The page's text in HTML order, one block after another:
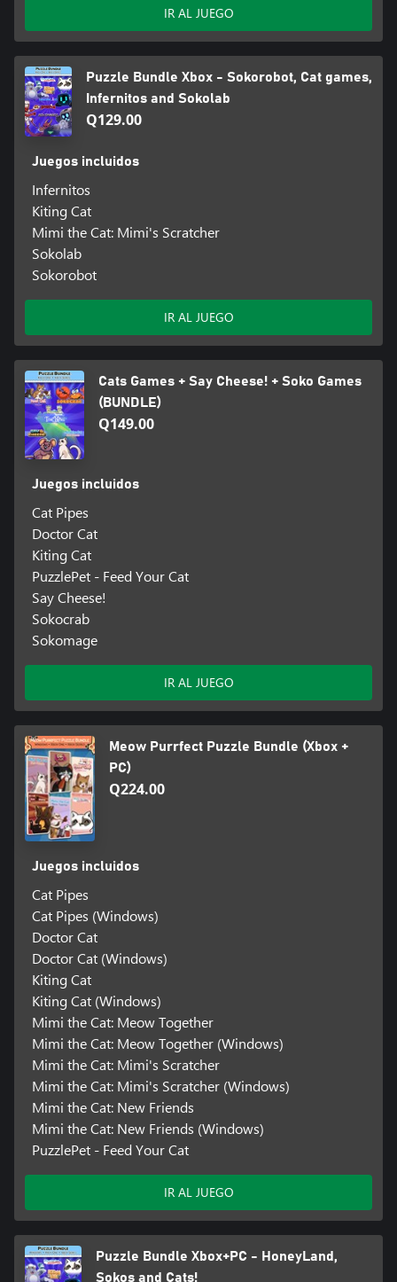
IR AL JUEGO
Puzzle Bundle Xbox - Sokorobot, Cat games,
Infernitos and Sokolab
Q129.00
Juegos incluidos
Infernitos
Kiting Cat
Mimi the Cat: Mimi's Scratcher
Sokolab
Sokorobot
IR AL JUEGO
Cats Games + Say Cheese! + Soko Games
(BUNDLE)
Q149.00
Juegos incluidos
Cat Pipes
Doctor Cat
Kiting Cat
PuzzlePet - Feed Your Cat
Say Cheese!
Sokocrab
Sokomage
IR AL JUEGO
Meow Purrfect Puzzle Bundle (Xbox +
PC)
Q224.00
Juegos incluidos
Cat Pipes
Cat Pipes (Windows)
Doctor Cat
Doctor Cat (Windows)
Kiting Cat
Kiting Cat (Windows)
Mimi the Cat: Meow Together
Mimi the Cat: Meow Together (Windows)
Mimi the Cat: Mimi's Scratcher
Mimi the Cat: Mimi's Scratcher (Windows)
Mimi the Cat: New Friends
Mimi the Cat: New Friends (Windows)
PuzzlePet - Feed Your Cat
IR AL JUEGO
Puzzle Bundle Xbox+PC - HoneyLand,
Sokos and Cats!